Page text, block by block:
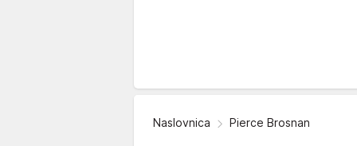
Naslovnica Pierce Brosnan